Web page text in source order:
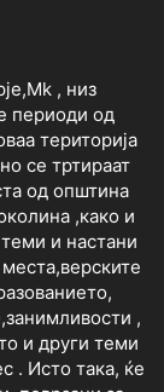
, низ
периоди од
територија
се тртираат
од општина
,како и
и настани
,
и други теми
. Исто така, ќе